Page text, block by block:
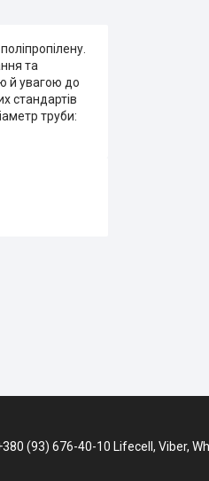
та
й увагою до
стандартів
труби:
(93) 676-40-10 Lifecell, Viber,